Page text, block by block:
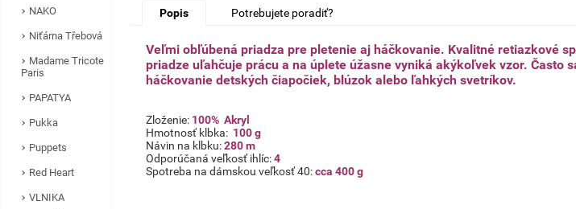
NAKO
Niťárna Třebová
Madame Tricote
Paris
PAPATYA
Pukka
Puppets
Red Heart
VLNIKA
Popis Potrebujete poradiť?
Veľmi obľúbená priadza pre pletenie aj háčkovanie. Kvalitné retiazkové
priadze uľahčuje prácu a na úplete úžasne vyniká akýkoľvek vzor. Často
háčkovanie detských čiapočiek, blúzok alebo ľahkých svetríkov.
Zloženie: 100% Akryl
Hmotnosť klbka: 100 g
Návin na klbku: 280 m
Odporúčaná veľkosť ihlíc:4
Spotreba na dámskou veľkosť 40:cca 400 g